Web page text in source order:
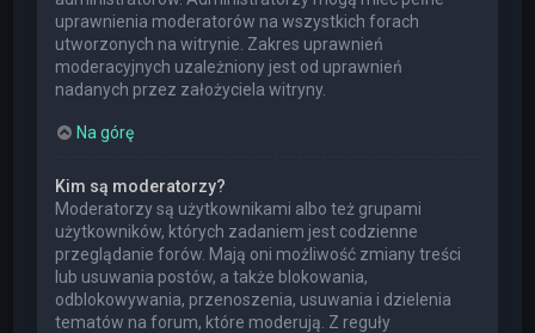
uprawnienia moderatorów na wszystkich forach
utworzonych na witrynie. Zakres uprawnień
moderacyjnych uzależniony jest od uprawnień
nadanych przez założyciela witryny.
Na górę
Kim są moderatorzy?
Moderatorzy są użytkownikami albo też grupami
użytkowników, których zadaniem jest codzienne
przeglądanie forów. Mają oni możliwość zmiany treści
lub usuwania postów, a także blokowania,
odblokowywania, przenoszenia, usuwania i dzielenia
tematów na forum, które moderują. Z reguły